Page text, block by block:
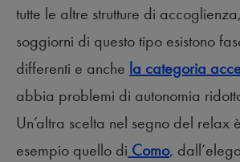
tutte le altre strutture di
soggiorni di questo tipo esistono
differenti e anche la categoria
abbia problemi di autonomia
Un’altra scelta nel segno del relax
esempio quello di Como,